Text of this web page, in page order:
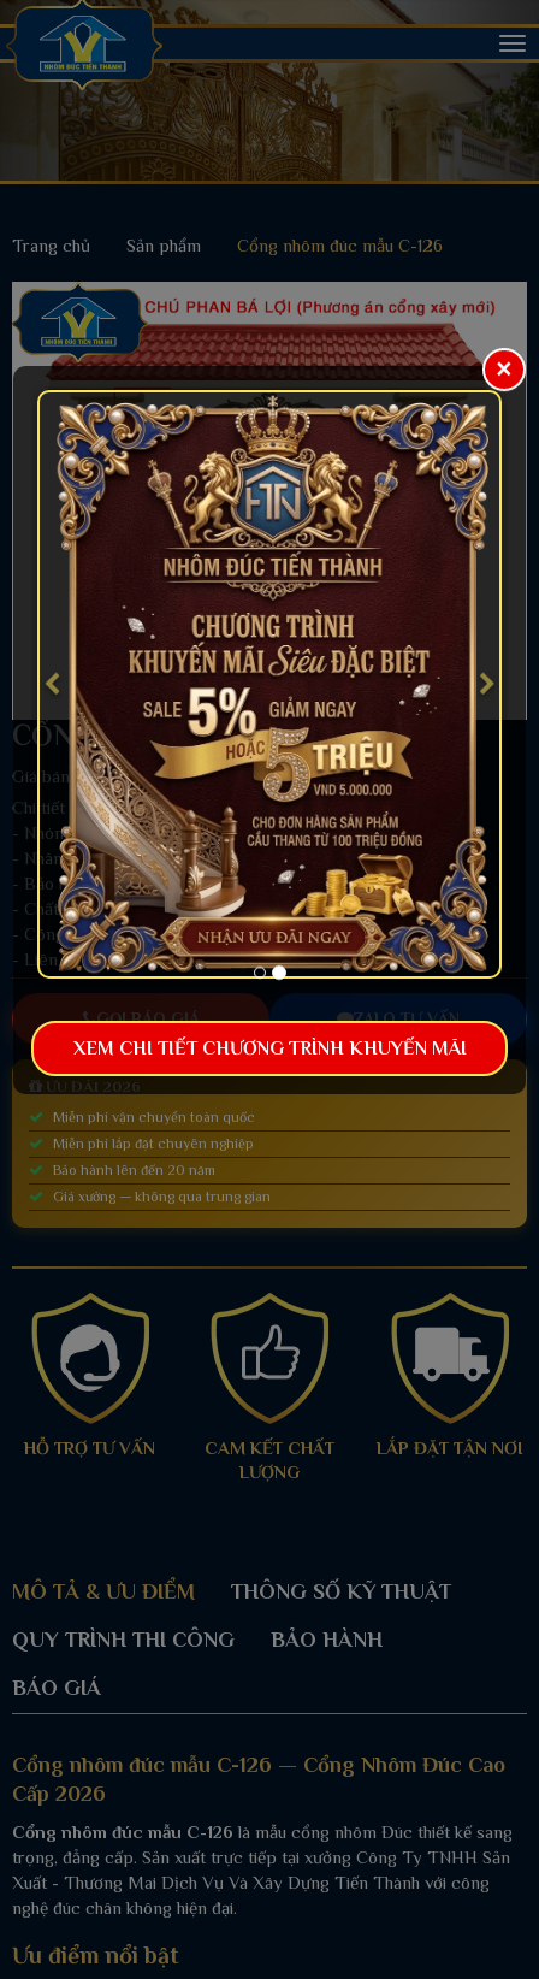
Trang chủ Sản phẩm Cổng nhôm đúc mẫu C-126
CỔNG NHÔM ĐÚC MẪU C-126
Giá bán:Liên hệ
Chi tiết sản phẩm
- Nhóm hàng:Cổng Nhôm Đúc
- Nhãn hiệu: Nhôm đúc Tiến Thành
- Bảo hành: Chống nổ Sơn 5 năm.
- Chất liệu: Hợp kim nhôm đúc nguyên khối
- Công nghệ: Đúc chân không
- Liên hệ tư vấn 24/7:0961.581.221-0968.567.668
GỌI BÁO GIÁ ZALO TƯ VẤN
ƯU ĐÃI 2026
Miễn phí vận chuyển toàn quốc
Miễn phí lắp đặt chuyên nghiệp
Bảo hành lên đến 20 năm
Giá xưởng — không qua trung gian
HỖ TRỢ TƯ VẤN
CAM KẾT CHẤT
LƯỢNG
LẮP ĐẶT TẬN NƠI
MÔ TẢ & ƯU ĐIỂM
THÔNG SỐ KỸ THUẬT
QUY TRÌNH THI CÔNG
BẢO HÀNH
BÁO GIÁ
Cổng nhôm đúc mẫu C-126 — Cổng Nhôm Đúc Cao
Cấp 2026
Cổng nhôm đúc mẫu C-126 là mẫu cổng nhôm Đúc thiết kế sang
trọng, đẳng cấp. Sản xuất trực tiếp tại xưởng Công Ty TNHH Sản
Xuất - Thương Mai Dịch Vụ Và Xây Dựng Tiến Thành với công
nghệ đúc chân không hiện đại.
Ưu điểm nổi bật
×
XEM CHI TIẾT CHƯƠNG TRÌNH KHUYẾN MÃI